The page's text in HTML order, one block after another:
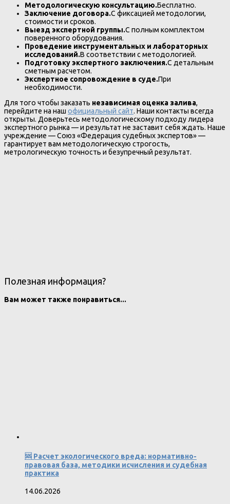
Методологическую консультацию.Бесплатно.
Заключение договора.С фиксацией методологии,
стоимости и сроков.
Выезд экспертной группы.С полным комплектом
поверенного оборудования.
Проведение инструментальных и лабораторных
исследований.В соответствии с методологией.
Подготовку экспертного заключения.С детальным
сметным расчетом.
Экспертное сопровождение в суде.При
необходимости.
Для того чтобы заказать независимая оценка залива,
перейдите на наш официальный сайт. Наши контакты всегда
открыты. Доверьтесь методологическому подходу лидера
экспертного рынка — и результат не заставит себя ждать. Наше
учреждение — Союз «Федерация судебных экспертов» —
гарантирует вам методологическую строгость,
метрологическую точность и безупречный результат.
Полезная информация?
Вам может также понравиться...
🆘 Расчет экологического вреда: нормативно-
правовая база, методики исчисления и судебная
практика
14.06.2026